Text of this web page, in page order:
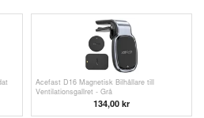
Acefast D16 Magnetisk Bilhållare till
Ventilationsgallret - Grå
134,00 kr